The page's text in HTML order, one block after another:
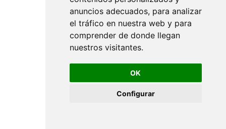
anuncios adecuados, para analizar
el tráfico en nuestra web y para
comprender de donde llegan
nuestros visitantes.
OK
Configurar